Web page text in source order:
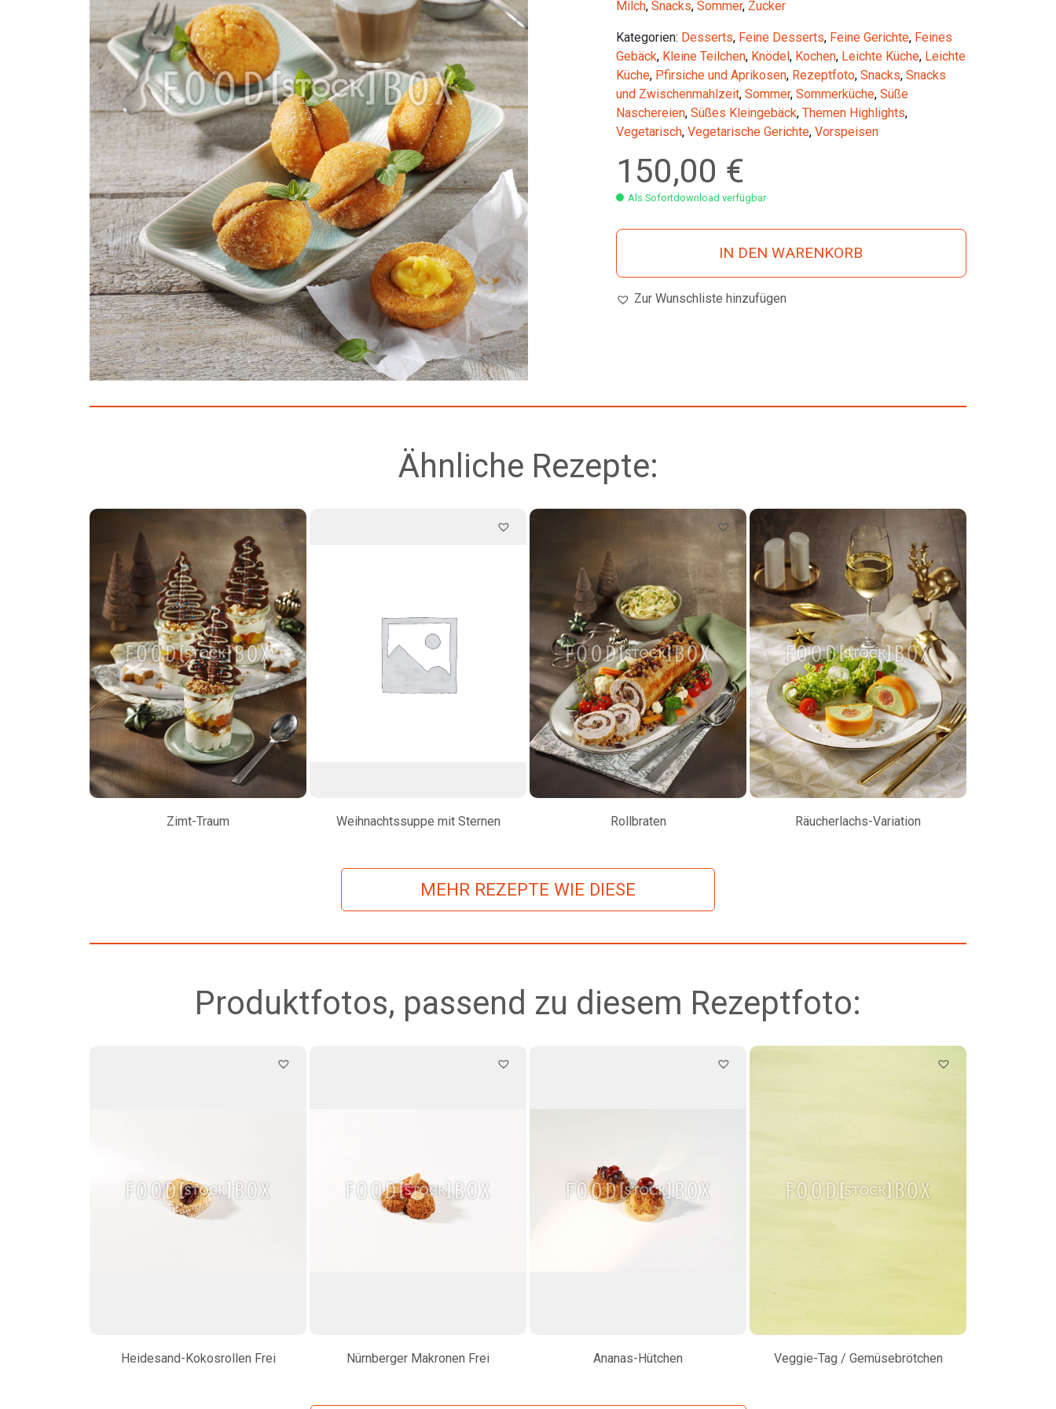
Milch, Snacks, Sommer, Zucker
Kategorien: Desserts, Feine Desserts, Feine Gerichte, Feines
Gebäck, Kleine Teilchen, Knödel , Kochen, Leichte Küche, Leichte
Küche, Pfirsiche und Aprikosen, Rezeptfoto, Snacks, Snacks
und Zwischenmahlzeit, Sommer, Sommerküche, Süße
Naschereien, Süßes Kleingebäck, Themen Highlights,
Vegetarisch, Vegetarische Gerichte, Vorspeisen
150,00 €
Als Sofortdownload verfügbar
IN DEN WARENKORB
Zur Wunschliste hinzufügen
Ähnliche Rezepte:
Zimt-Traum Weihnachtssuppe mit Sternen Rollbraten Räucherlachs-Variation
MEHR REZEPTE WIE DIESE
Produktfotos, passend zu diesem Rezeptfoto:
Heidesand-Kokosrollen Frei Nürnberger Makronen Frei Ananas-Hütchen Veggie-Tag / Gemüsebrötchen